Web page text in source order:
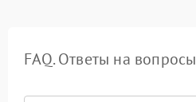
FAQ. Ответы на вопросы